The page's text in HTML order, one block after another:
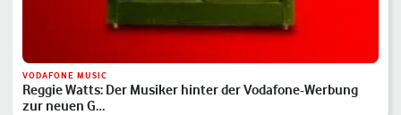
VODAFONE MUSIC
Reggie Watts: Der Musiker hinter der Vodafone-Werbung
zur neuen G…